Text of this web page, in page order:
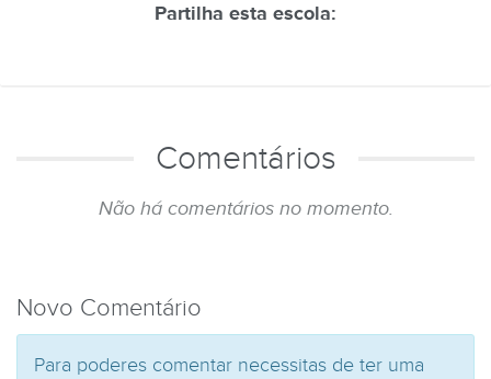
Partilha esta escola:
Comentários
Não há comentários no momento.
Novo Comentário
Para poderes comentar necessitas de ter uma